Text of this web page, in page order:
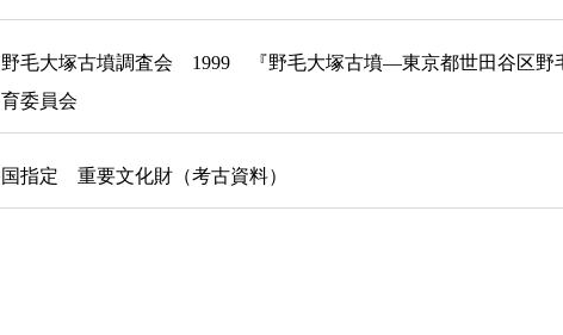
野毛大塚古墳調査会 1999 『野毛大塚古墳―東京都世田谷区
育委員会
国指定 重要文化財（考古資料）